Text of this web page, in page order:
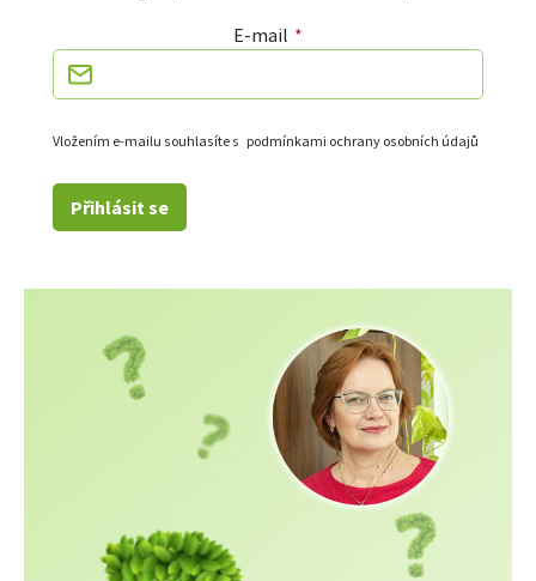
E-mail
Vložením e-mailu souhlasíte s podmínkami ochrany osobních údajů
Přihlásit se